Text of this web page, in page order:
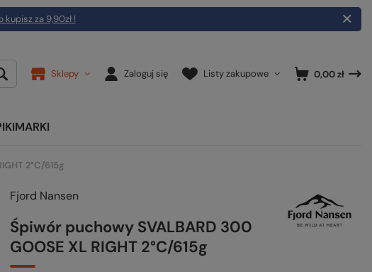
za 9,90zł !
Sklepy Zaloguj się Listy zakupowe 0,00 zł
MARKI
2°C/615g
Fjord Nansen
Śpiwór puchowy SVALBARD 300
GOOSE XL RIGHT 2°C/615g